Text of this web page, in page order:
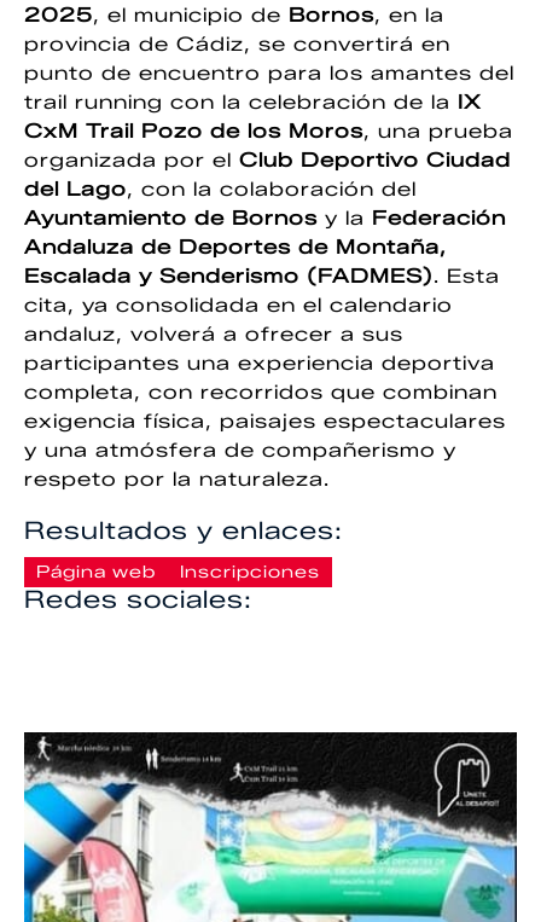
2025, el municipio de Bornos, en la
provincia de Cádiz, se convertirá en
punto de encuentro para los amantes del
trail running con la celebración de la IX
CxM Trail Pozo de los Moros, una prueba
organizada por el Club Deportivo Ciudad
del Lago, con la colaboración del
Ayuntamiento de Bornos y la Federación
Andaluza de Deportes de Montaña,
Escalada y Senderismo (FADMES). Esta
cita, ya consolidada en el calendario
andaluz, volverá a ofrecer a sus
participantes una experiencia deportiva
completa, con recorridos que combinan
exigencia física, paisajes espectaculares
y una atmósfera de compañerismo y
respeto por la naturaleza.
Resultados y enlaces:
Página web Inscripciones
Redes sociales: